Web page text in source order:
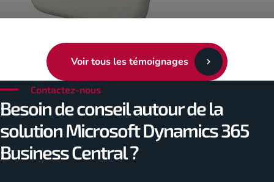
Voir tous les témoignages
Contactez-nous
Besoin de conseil autour de la
solution Microsoft Dynamics 365
Business Central ?